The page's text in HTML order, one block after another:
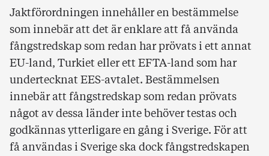
Jaktförordningen innehåller en bestämmelse
som innebär att det är enklare att få använda
fångstredskap som redan har prövats i ett annat
EU-land, Turkiet eller ett EFTA-land som har
undertecknat EES-avtalet. Bestämmelsen
innebär att fångstredskap som redan prövats
något av dessa länder inte behöver testas och
godkännas ytterligare en gång i Sverige. För att
få användas i Sverige ska dock fångstredskapen